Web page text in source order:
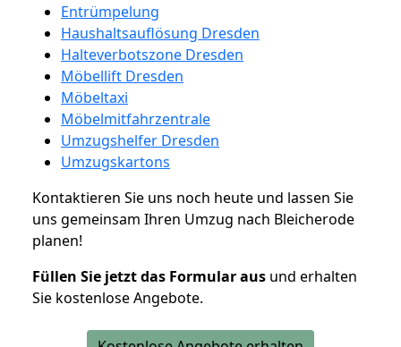
Entrümpelung
Haushaltsauflösung Dresden
Halteverbotszone Dresden
Möbellift Dresden
Möbeltaxi
Möbelmitfahrzentrale
Umzugshelfer Dresden
Umzugskartons
Kontaktieren Sie uns noch heute und lassen Sie
uns gemeinsam Ihren Umzug nach Bleicherode
planen!
Füllen Sie jetzt das Formular aus und erhalten
Sie kostenlose Angebote.